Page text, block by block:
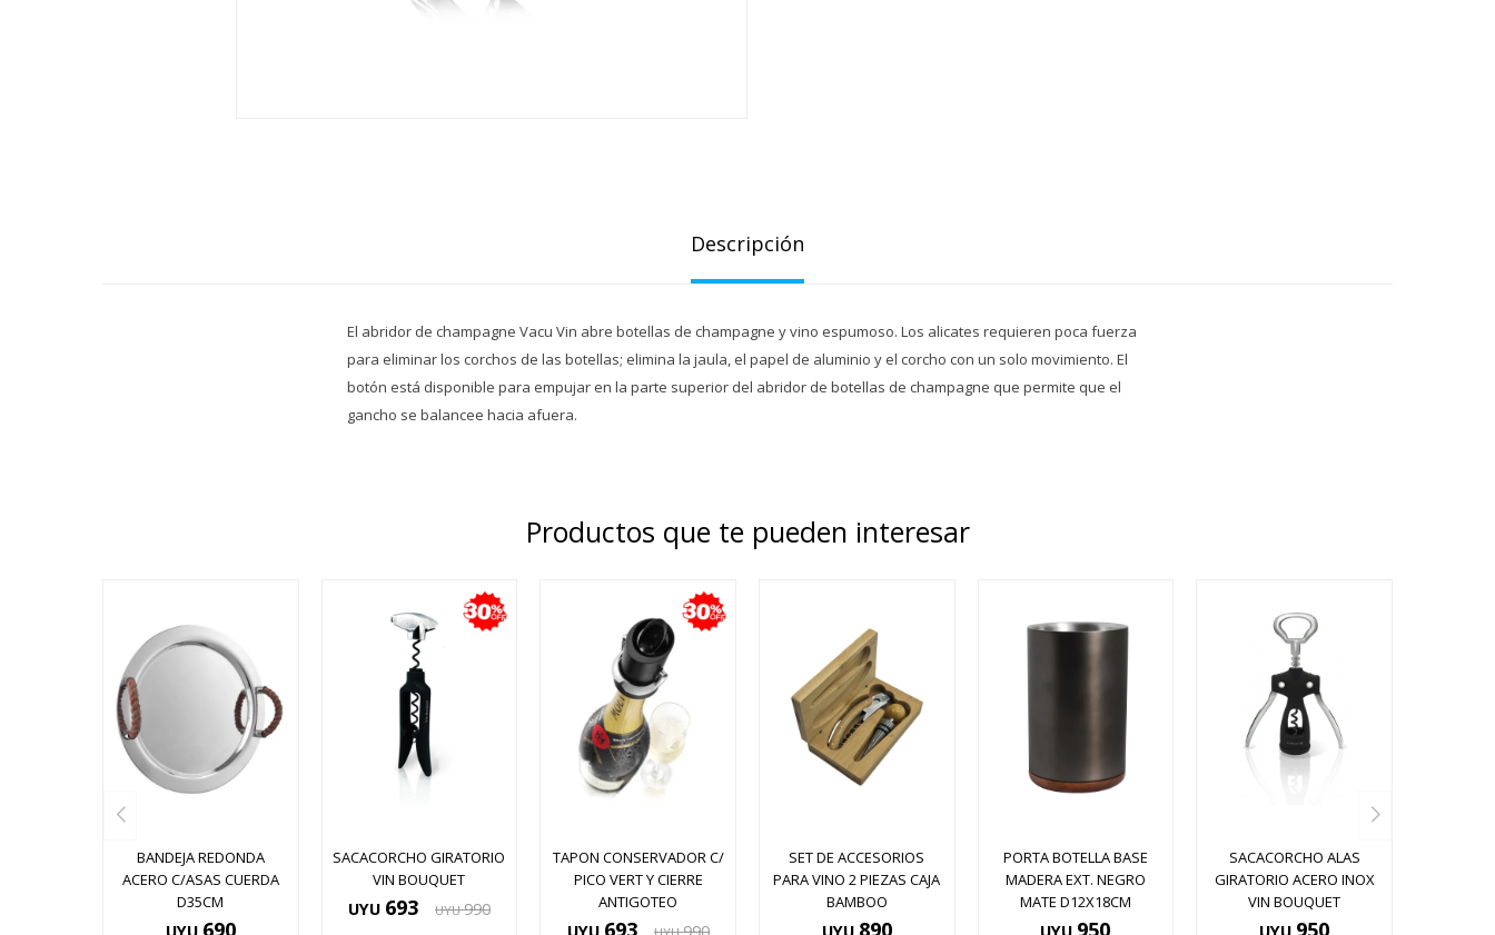
Descripción
El abridor de champagne Vacu Vin abre botellas de champagne y vino espumoso. Los alicates requieren poca fuerza
para eliminar los corchos de las botellas; elimina la jaula, el papel de aluminio y el corcho con un solo movimiento. El
botón está disponible para empujar en la parte superior del abridor de botellas de champagne que permite que el
gancho se balancee hacia afuera.
Productos que te pueden interesar
BANDEJA REDONDA
ACERO C/ASAS CUERDA
D35CM
SACACORCHO GIRATORIO
VIN BOUQUET
UYU 693 UYU 990
TAPON CONSERVADOR C/
PICO VERT Y CIERRE
ANTIGOTEO
SET DE ACCESORIOS
PARA VINO 2 PIEZAS CAJA
BAMBOO
PORTA BOTELLA BASE
MADERA EXT. NEGRO
MATE D12X18CM
SACACORCHO ALAS
GIRATORIO ACERO INOX
VIN BOUQUET